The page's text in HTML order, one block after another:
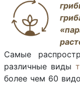
Самые
различные виды
более чем 60